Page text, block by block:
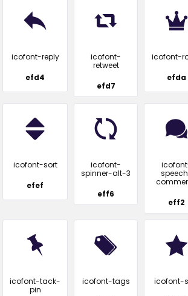
icofont-reply
efd4
icofont-
retweet
efd7
icofont-
efda
icofont-sort
efef
icofont-
spinner-alt-3
eff6
eff2
icofont-tack-
pin
icofont-tags
icofont-